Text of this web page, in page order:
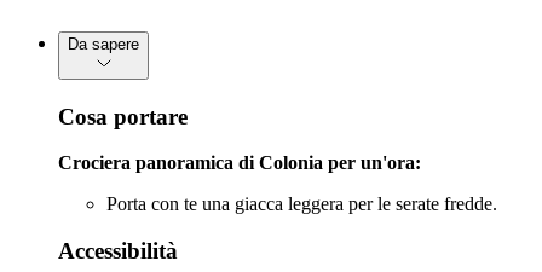
Da sapere
Cosa portare
Crociera panoramica di Colonia per un'ora:
Porta con te una giacca leggera per le serate fredde.
Accessibilità